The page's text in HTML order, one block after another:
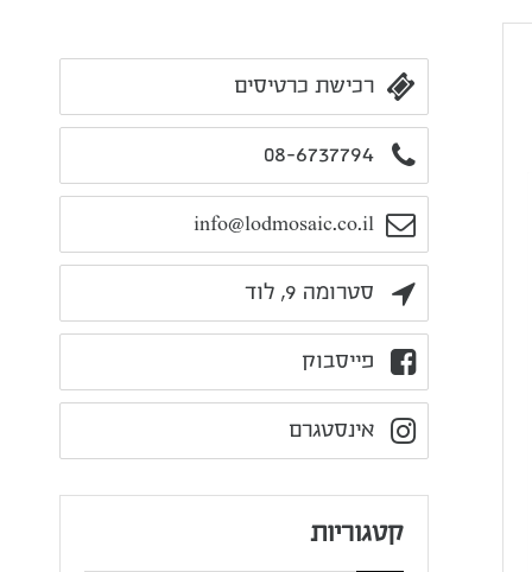
רכישת כרטיסים
08-6737794
info@lodmosaic.co.il
סטרומה 9, לוד
פייסבוק
אינסטגרם
קטגוריות